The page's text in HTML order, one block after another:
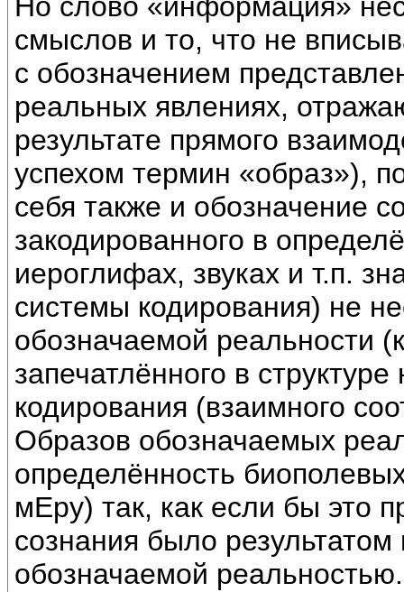
Но слово «информация»
смыслов и то, что не
с обозначением
реальных явлениях,
результате прямого
успехом термин «образ»),
себя также и обозначение
закодированного в
иероглифах, звуках и т.п.
системы кодирования) не
обозначаемой реальности
запечатлённого в
кодирования (взаимного
Образов обозначаемых
определённость
мЕру) так, как если бы это
сознания было
обозначаемой реальностью.